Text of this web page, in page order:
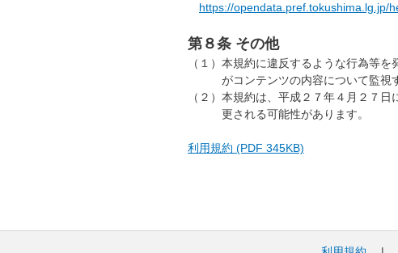
https://opendata.pref.tokushima.lg.jp/
第８条 その他
（１） 本規約に違反するような行為等
がコンテンツの内容について監視
（２） 本規約は、平成２７年４月２７日
更される可能性があります。
利用規約 (PDF 345KB)